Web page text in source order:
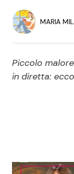
Economia
Persone
Politica
MARIA
Piccolo
in diretta: